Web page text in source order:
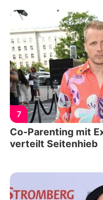
7
Co-Parenting mit
verteilt Seitenhieb